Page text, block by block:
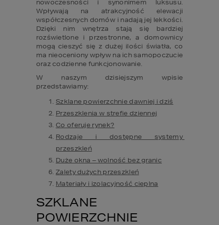
nowoczesności i synonimem luksusu.
Wpływają na atrakcyjność elewacji
współczesnych domów i nadają jej lekkości.
Dzięki nim wnętrza stają się bardziej
rozświetlone i przestronne, a domownicy
mogą cieszyć się z dużej ilości światła, co
ma nieoceniony wpływ na ich samopoczucie
oraz codzienne funkcjonowanie.
W naszym dzisiejszym wpisie
przedstawiamy:
Szklane powierzchnie dawniej i dziś
Przeszklenia w strefie dziennej
Co oferuje rynek?
Rodzaje i dostępne systemy
przeszkleń
Duże okna – wolność bez granic
Zalety dużych przeszkleń
Materiały i izolacyjność cieplna
SZKLANE
POWIERZCHNIE